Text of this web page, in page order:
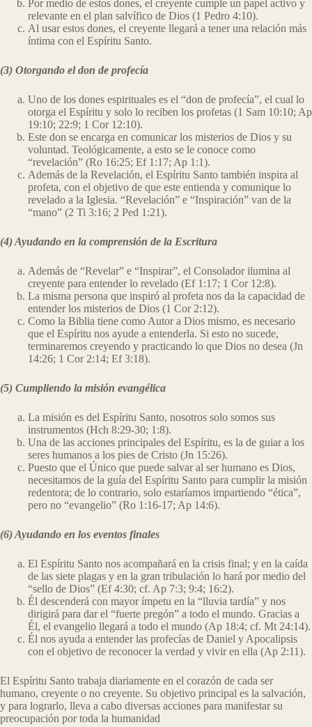
Por medio de estos dones, el creyente cumple un papel activo y
relevante en el plan salvífico de Dios (1 Pedro 4:10).
Al usar estos dones, el creyente llegará a tener una relación más
íntima con el Espíritu Santo.
(3) Otorgando el don de profecía
Uno de los dones espirituales es el “don de profecía”, el cual lo
otorga el Espíritu y solo lo reciben los profetas (1 Sam 10:10; Ap
19:10; 22:9; 1 Cor 12:10).
Este don se encarga en comunicar los misterios de Dios y su
voluntad. Teológicamente, a esto se le conoce como
“revelación” (Ro 16:25; Ef 1:17; Ap 1:1).
Además de la Revelación, el Espíritu Santo también inspira al
profeta, con el objetivo de que este entienda y comunique lo
revelado a la Iglesia. “Revelación” e “Inspiración” van de la
“mano” (2 Ti 3:16; 2 Ped 1:21).
(4) Ayudando en la comprensión de la Escritura
Además de “Revelar” e “Inspirar”, el Consolador ilumina al
creyente para entender lo revelado (Ef 1:17; 1 Cor 12:8).
La misma persona que inspiró al profeta nos da la capacidad de
entender los misterios de Dios (1 Cor 2:12).
Como la Biblia tiene como Autor a Dios mismo, es necesario
que el Espíritu nos ayude a entenderla. Si esto no sucede,
terminaremos creyendo y practicando lo que Dios no desea (Jn
14:26; 1 Cor 2:14; Ef 3:18).
(5) Cumpliendo la misión evangélica
La misión es del Espíritu Santo, nosotros solo somos sus
instrumentos (Hch 8:29-30; 1:8).
Una de las acciones principales del Espíritu, es la de guiar a los
seres humanos a los pies de Cristo (Jn 15:26).
Puesto que el Único que puede salvar al ser humano es Dios,
necesitamos de la guía del Espíritu Santo para cumplir la misión
redentora; de lo contrario, solo estaríamos impartiendo “ética”,
pero no “evangelio” (Ro 1:16-17; Ap 14:6).
(6) Ayudando en los eventos finales
El Espíritu Santo nos acompañará en la crisis final; y en la caída
de las siete plagas y en la gran tribulación lo hará por medio del
“sello de Dios” (Ef 4:30; cf. Ap 7:3; 9:4; 16:2).
Él descenderá con mayor ímpetu en la “lluvia tardía” y nos
dirigirá para dar el “fuerte pregón” a todo el mundo. Gracias a
Él, el evangelio llegará a todo el mundo (Ap 18:4; cf. Mt 24:14).
Él nos ayuda a entender las profecías de Daniel y Apocalipsis
con el objetivo de reconocer la verdad y vivir en ella (Ap 2:11).
El Espíritu Santo trabaja diariamente en el corazón de cada ser
humano, creyente o no creyente. Su objetivo principal es la salvación,
y para lograrlo, lleva a cabo diversas acciones para manifestar su
preocupación por toda la humanidad